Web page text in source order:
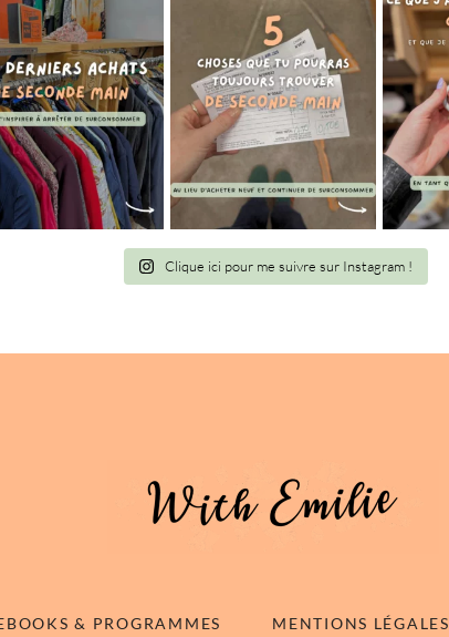
Clique ici pour me suivre sur Instagram !
& PROGRAMMES MENTIONS LÉGALES